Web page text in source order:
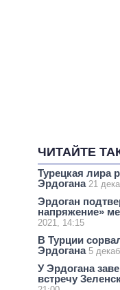
ЧИТАЙТЕ
Турецкая лира
Эрдогана 21
Эрдоган
напряжение»
2021, 14:15
В Турции
Эрдогана 5
У Эрдогана
встречу